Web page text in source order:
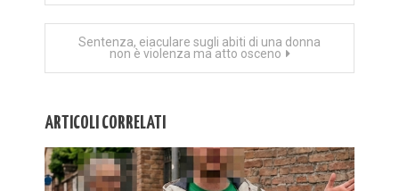
articoli
Sentenza, eiaculare sugli abiti di una donna
non è violenza ma atto osceno
ARTICOLI CORRELATI